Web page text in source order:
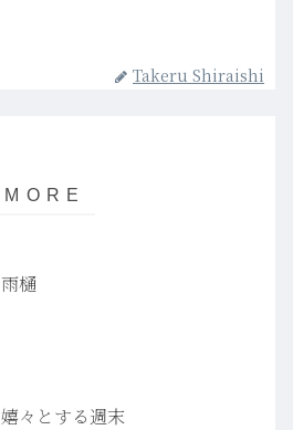
Takeru Shiraishi
雨樋
嬉々とする週末